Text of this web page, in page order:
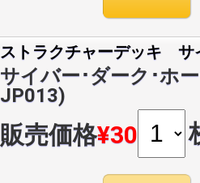
ストラクチャーデッキ サ
サイバー･ダーク･ホ
JP013)
販売価格¥30